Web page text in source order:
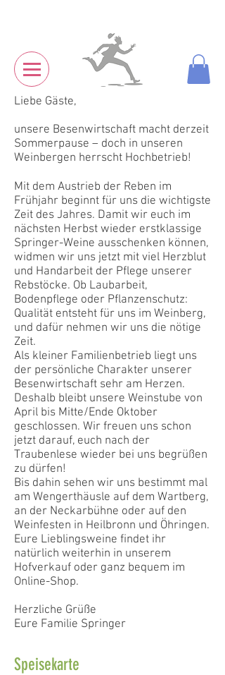
Liebe Gäste,
unsere Besenwirtschaft macht derzeit
Sommerpause – doch in unseren
Weinbergen herrscht Hochbetrieb!
Mit dem Austrieb der Reben im
Frühjahr beginnt für uns die wichtigste
Zeit des Jahres. Damit wir euch im
nächsten Herbst wieder erstklassige
Springer-Weine ausschenken können,
widmen wir uns jetzt mit viel Herzblut
und Handarbeit der Pflege unserer
Rebstöcke. Ob Laubarbeit,
Bodenpflege oder Pflanzenschutz:
Qualität entsteht für uns im Weinberg,
und dafür nehmen wir uns die nötige
Zeit.
Als kleiner Familienbetrieb liegt uns
der persönliche Charakter unserer
Besenwirtschaft sehr am Herzen.
Deshalb bleibt unsere Weinstube von
April bis Mitte/Ende Oktober
geschlossen. Wir freuen uns schon
jetzt darauf, euch nach der
Traubenlese wieder bei uns begrüßen
zu dürfen!
Bis dahin sehen wir uns bestimmt mal
am Wengerthäusle auf dem Wartberg,
an der Neckarbühne oder auf den
Weinfesten in Heilbronn und Öhringen.
Eure Lieblingsweine findet ihr
natürlich weiterhin in unserem
Hofverkauf oder ganz bequem im
Online-Shop.
Herzliche Grüße
Eure Familie Springer
Speisekarte